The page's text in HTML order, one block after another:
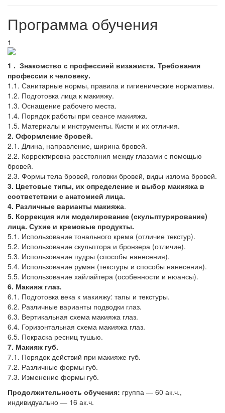
Программа обучения
1
1 . Знакомство с профессией визажиста. Требования
профессии к человеку.
1.1. Санитарные нормы, правила и гигиенические нормативы.
1.2. Подготовка лица к макияжу.
1.3. Оснащение рабочего места.
1.4. Порядок работы при сеансе макияжа.
1.5. Материалы и инструменты. Кисти и их отличия.
2. Оформление бровей.
2.1. Длина, направление, ширина бровей.
2.2. Корректировка расстояния между глазами с помощью
бровей.
2.3. Формы тела бровей, головки бровей, виды излома бровей.
3. Цветовые типы, их определение и выбор макияжа в
соответствии с анатомией лица.
4. Различные варианты макияжа.
5. Коррекция или моделирование (скульптурирование)
лица. Сухие и кремовые продукты.
5.1. Использование тонального крема (отличие текстур).
5.2. Использование скульптора и бронзера (отличие).
5.3. Использование пудры (способы нанесения).
5.4. Использование румян (текстуры и способы нанесения).
5.5. Использование хайлайтера (особенности и нюансы).
6. Макияж глаз.
6.1. Подготовка века к макияжу: тапы и текстуры.
6.2. Различные варианты подводки глаз.
6.3. Вертикальная схема макияжа глаз.
6.4. Горизонтальная схема макияжа глаз.
6.5. Покраска ресниц тушью.
7. Макияж губ.
7.1. Порядок действий при макияже губ.
7.2. Различные формы губ.
7.3. Изменение формы губ.
Продолжительность обучения: группа — 60 ак.ч.,
индивидуально — 16 ак.ч.